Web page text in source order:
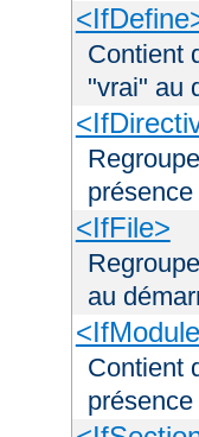
Contient
"vrai" au
<IfFile>
au
Contient